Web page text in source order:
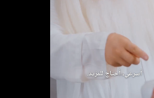
أسرعي، أحتاج للمزيد.